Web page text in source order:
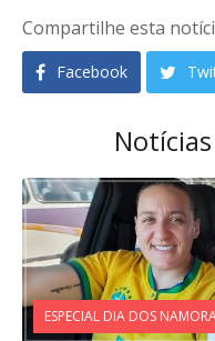
Compartilhe esta
Facebook
ESPECIAL DIA DOS